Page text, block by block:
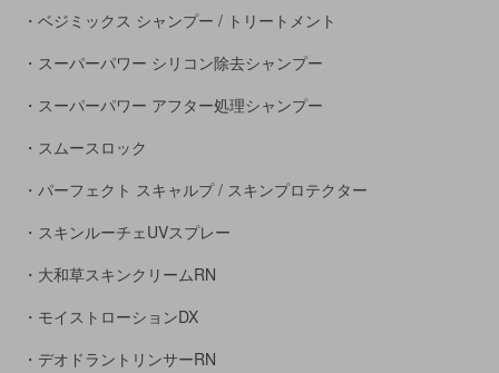
・ベジミックス シャンプー / トリートメント
・スーパーパワー シリコン除去シャンプー
・スーパーパワー アフター処理シャンプー
・スムースロック
・パーフェクト スキャルプ / スキンプロテクター
・スキンルーチェUVスプレー
・大和草スキンクリームRN
・モイストローションDX
・デオドラントリンサーRN